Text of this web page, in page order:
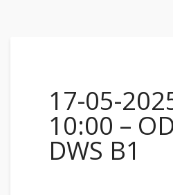
17-05-
10:00 –
DWS B1